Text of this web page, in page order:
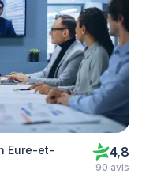
Eure-et-
4,8
90 avis